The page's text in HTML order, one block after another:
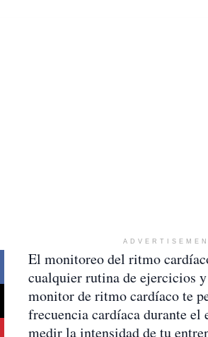
El monitoreo del ritmo
cualquier rutina de ejercicios
monitor de ritmo cardíaco te
frecuencia cardíaca durante
medir la intensidad de tu